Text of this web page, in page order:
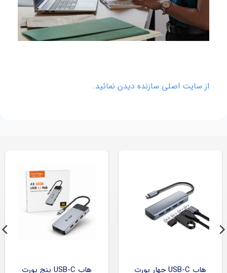
از سایت اصلی سازنده دیدن نمائید.
هاب USB-C چهار پورت هاب USB-C پنج پورت